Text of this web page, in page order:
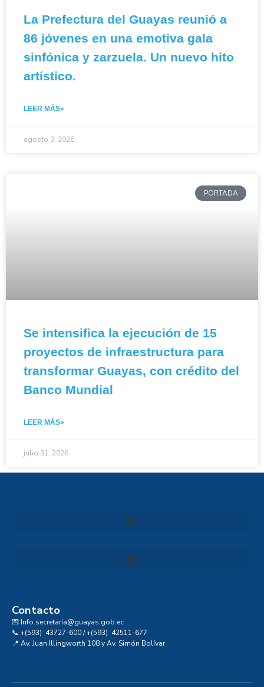
La Prefectura del Guayas reunió a
86 jóvenes en una emotiva gala
sinfónica y zarzuela. Un nuevo hito
artístico.
LEER MÁS»
agosto 3, 2026
PORTADA
Se intensifica la ejecución de 15
proyectos de infraestructura para
transformar Guayas, con crédito del
Banco Mundial
LEER MÁS»
julio 31, 2026
Contacto
💌 Info.secretaria@guayas.gob.ec
📞 +(593) 43727-600 / +(593) 42511-677
📍 Av. Juan Illingworth 108 y Av. Simón Bolívar